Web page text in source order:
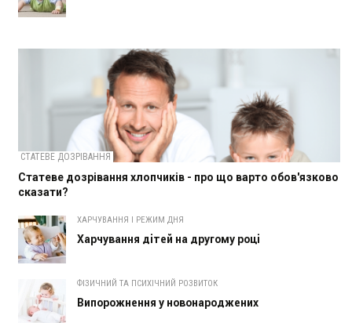
СТАТЕВЕ ДОЗРІВАННЯ
Статеве дозрівання хлопчиків - про що варто обов'язково
сказати?
ХАРЧУВАННЯ І РЕЖИМ ДНЯ
Харчування дітей на другому році
ФІЗИЧНИЙ ТА ПСИХІЧНИЙ РОЗВИТОК
Випорожнення у новонароджених